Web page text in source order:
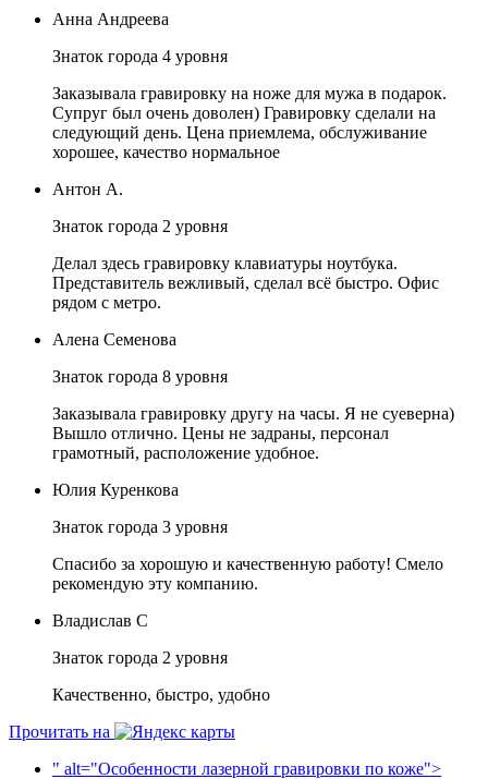
Анна Андреева
Знаток города 4 уровня
Заказывала гравировку на ноже для мужа в подарок.
Супруг был очень доволен) Гравировку сделали на
следующий день. Цена приемлема, обслуживание
хорошее, качество нормальное
Антон А.
Знаток города 2 уровня
Делал здесь гравировку клавиатуры ноутбука.
Представитель вежливый, сделал всё быстро. Офис
рядом с метро.
Алена Семенова
Знаток города 8 уровня
Заказывала гравировку другу на часы. Я не суеверна)
Вышло отлично. Цены не задраны, персонал
грамотный, расположение удобное.
Юлия Куренкова
Знаток города 3 уровня
Спасибо за хорошую и качественную работу! Смело
рекомендую эту компанию.
Владислав С
Знаток города 2 уровня
Качественно, быстро, удобно
Прочитать на
" alt="Особенности лазерной гравировки по коже">